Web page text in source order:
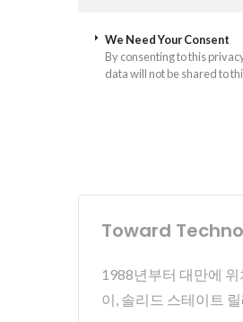
We Need Your Consent
By consenting to this
data will not be shared to
Toward
1988년부터 대만에
이, 솔리드 스테이트